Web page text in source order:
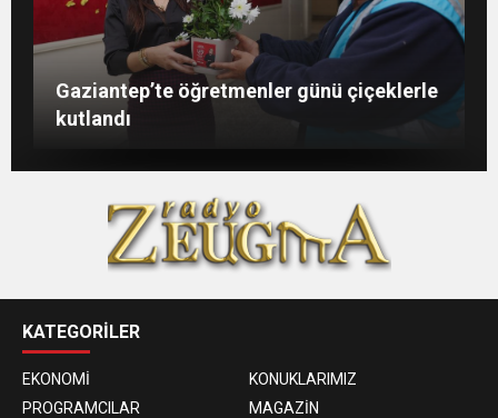
Konukoğlu: Türkiye ekonomisine 11 farklı
sektörde değer katıyoruz
Gaziantep’te öğretmenler günü çiçeklerle
kutlandı
GAÜN’de gri kod tatbikatı gerçeği
Şahin: “İstikbalimizi şekillendirecek olan
sizlersiniz”
KATEGORİLER
EKONOMİ
KONUKLARIMIZ
PROGRAMCILAR
MAGAZİN